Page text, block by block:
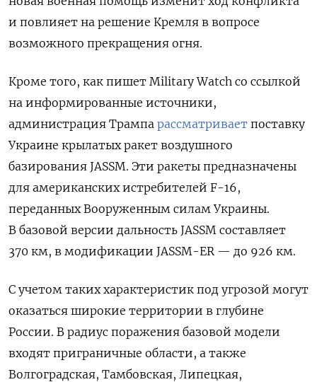
и повлияет на решение Кремля в вопросе
возможного прекращения огня.
Кроме того, как пишет Military Watch со ссылкой
на информированные источники,
администрация Трампа рассматривает поставку
Украине крылатых ракет воздушного
базирования JASSM. Эти ракеты предназначены
для американских истребителей F-16,
переданных Вооруженным силам Украины.
В базовой версии дальность JASSM составляет
370 км, в модификации JASSM-ER — до 926 км.
С учетом таких характеристик под угрозой могут
оказаться широкие территории в глубине
России. В радиус поражения базовой модели
входят приграничные области, а также
Волгоградская, Тамбовская, Липецкая,